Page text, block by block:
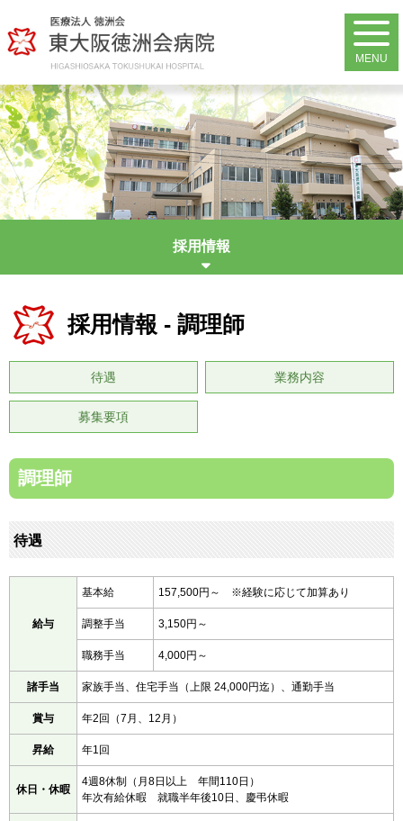
MENU
外来・入院案内
診療科・部門案内
病院案内
交通アクセス
TEL : 072-965-0021（代表）
お問い合わせ
閉じる
採用情報 - 調理師
待遇 業務内容
募集要項
調理師
待遇
給与
基本給 157,500円～ ※経験に応じて加算あり
調整手当 3,150円～
職務手当 4,000円～
諸手当 家族手当、住宅手当（上限 24,000円迄）、通勤手当
賞与 年2回（7月、12月）
昇給 年1回
休日・休暇
4週8休制（月8日以上 年間110日）
年次有給休暇 就職半年後10日、慶弔休暇
採用情報